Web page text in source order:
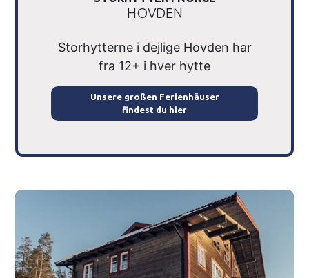
HOVDEN
Storhytterne i dejlige Hovden har
fra 12+ i hver hytte
Unsere großen Ferienhäuser
findest du hier